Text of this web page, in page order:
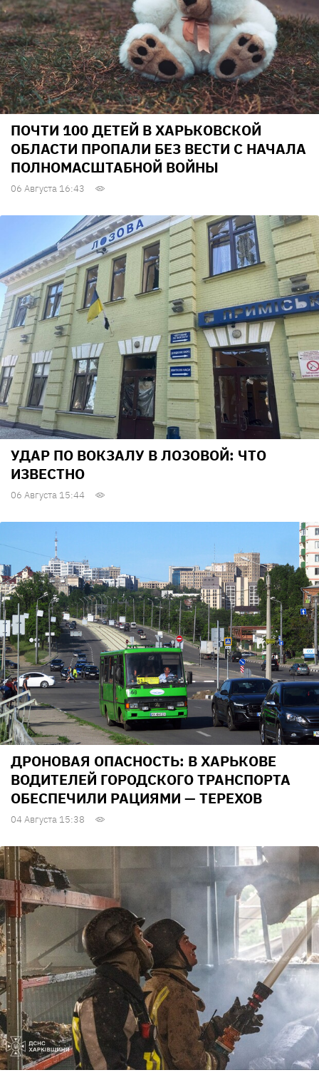
ПОЧТИ 100 ДЕТЕЙ В ХАРЬКОВСКОЙ
ОБЛАСТИ ПРОПАЛИ БЕЗ ВЕСТИ С НАЧАЛА
ПОЛНОМАСШТАБНОЙ ВОЙНЫ
06 Августа 16:43
УДАР ПО ВОКЗАЛУ В ЛОЗОВОЙ: ЧТО
ИЗВЕСТНО
06 Августа 15:44
ДРОНОВАЯ ОПАСНОСТЬ: В ХАРЬКОВЕ
ВОДИТЕЛЕЙ ГОРОДСКОГО ТРАНСПОРТА
ОБЕСПЕЧИЛИ РАЦИЯМИ — ТЕРЕХОВ
04 Августа 15:38